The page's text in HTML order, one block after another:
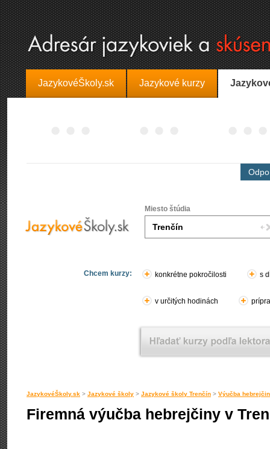
JazykovéŠkoly.sk Jazykové kurzy
Miesto štúdia
Chcem kurzy: konkrétne pokročilosti s
v určitých hodinách
JazykovéŠkoly.sk > Jazykové školy > Jazykové školy Trenčín > Výučba
Firemná výučba hebrejčiny v